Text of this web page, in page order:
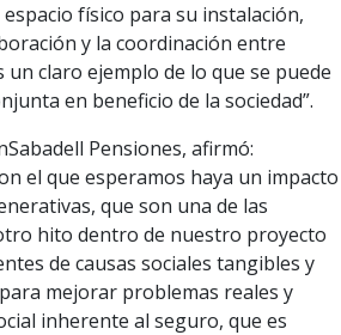
físico para su instalación,
y la coordinación entre
claro ejemplo de lo que se puede
en beneficio de la sociedad”.
Pensiones, afirmó:
el que esperamos haya un impacto
que son una de las
hito dentro de nuestro proyecto
de causas sociales tangibles y
mejorar problemas reales y
inherente al seguro, que es